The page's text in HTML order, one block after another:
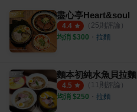
盡心亭Heart&soul
4.4 （ 25則評論）
均消 $300 ・ 拉麵
麵本初純水魚貝拉麵
4.5 （ 11則評論）
均消 $250 ・ 拉麵